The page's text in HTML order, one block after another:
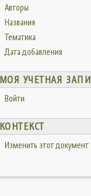
Авторы
Названия
Тематика
Дата добавления
МОЯ УЧЕТНАЯ
Войти
КОНТЕКСТ
Изменить этот документ